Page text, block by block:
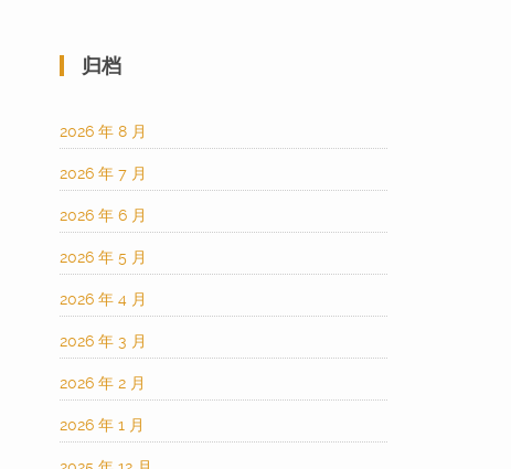
归档
2026 年 8 月
2026 年 7 月
2026 年 6 月
2026 年 5 月
2026 年 4 月
2026 年 3 月
2026 年 2 月
2026 年 1 月